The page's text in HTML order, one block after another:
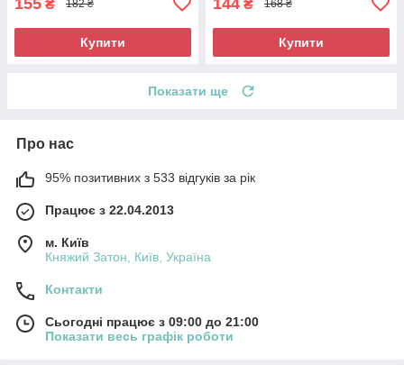
₴ 182 ₴
Купити
₴ 168 ₴
Купити
Показати ще
Про нас
95% позитивних з 533 відгуків за рік
Працює з 22.04.2013
м. Київ
Княжий Затон, Київ, Україна
Контакти
Сьогодні працює з 09:00 до 21:00
Показати весь графік роботи